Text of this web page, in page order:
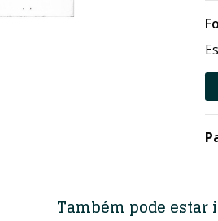
Também pode estar